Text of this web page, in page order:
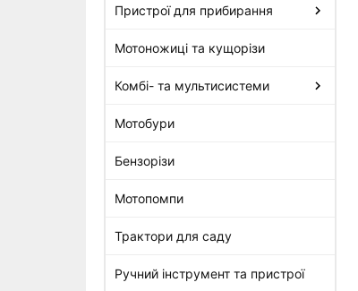
Пристрої для прибирання
Мотоножиці та кущорізи
Комбі- та мультисистеми
Мотобури
Бензорізи
Мотопомпи
Трактори для саду
Ручний інструмент та пристрої